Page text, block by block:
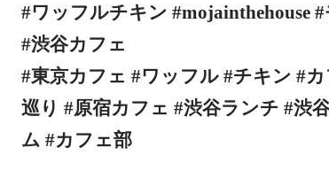
#ワッフルチキン #mojainthehouse
#渋谷カフェ
#東京カフェ #ワッフル #チキン #
巡り #原宿カフェ #渋谷ランチ #渋
ム #カフェ部